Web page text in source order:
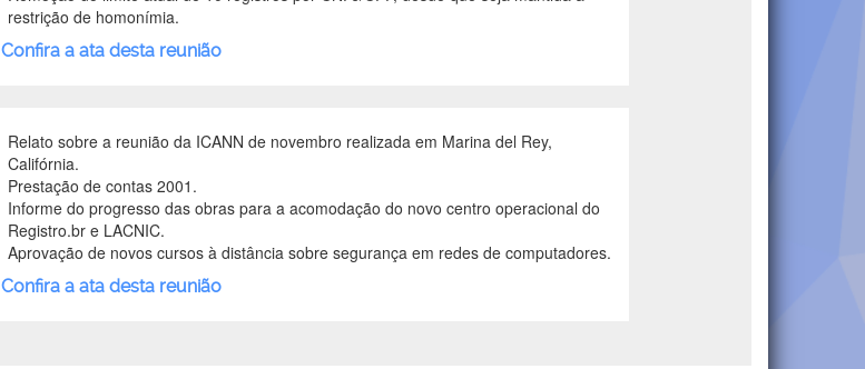
restrição de homonímia.
Confira a ata desta reunião
Relato sobre a reunião da ICANN de novembro realizada em Marina del Rey,
Califórnia.
Prestação de contas 2001.
Informe do progresso das obras para a acomodação do novo centro operacional do
Registro.br e LACNIC.
Aprovação de novos cursos à distância sobre segurança em redes de computadores.
Confira a ata desta reunião